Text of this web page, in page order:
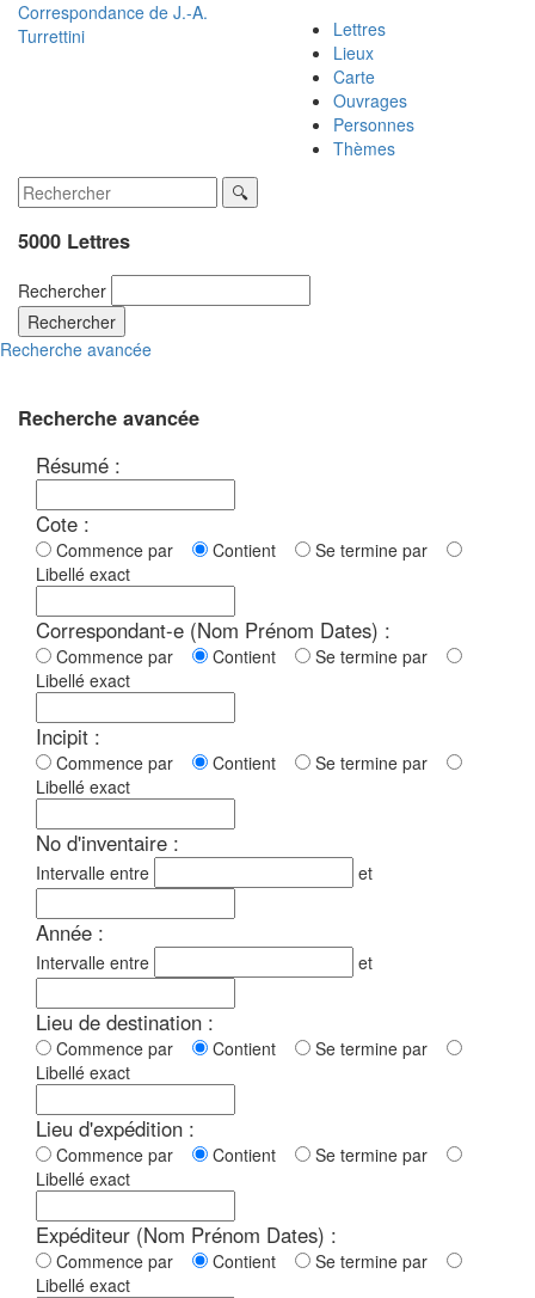
Correspondance de J.-A.
Turrettini
Lettres
Lieux
Carte
Ouvrages
Personnes
Thèmes
5000 Lettres
Rechercher
Rechercher
Recherche avancée
Recherche avancée
Résumé :
Cote :
Commence par Contient
Se termine par
Libellé exact
Correspondant-e (Nom Prénom Dates) :
Commence par Contient
Se termine par
Libellé exact
Incipit :
Commence par Contient
Se termine par
Libellé exact
No d'inventaire :
Intervalle entre et
Année :
Intervalle entre et
Lieu de destination :
Commence par Contient
Se termine par
Libellé exact
Lieu d'expédition :
Commence par Contient
Se termine par
Libellé exact
Expéditeur (Nom Prénom Dates) :
Commence par Contient
Se termine par
Libellé exact